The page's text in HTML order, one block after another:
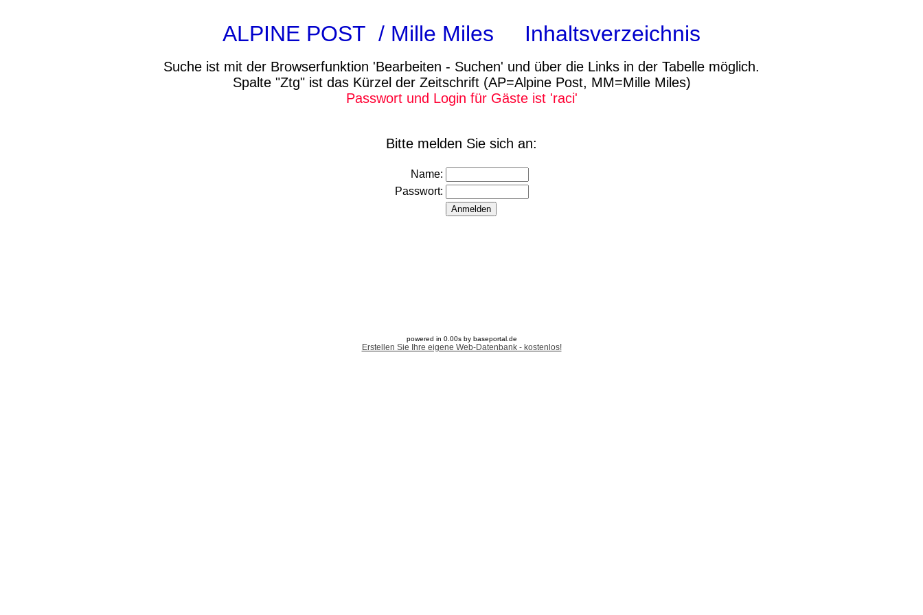
ALPINE POST / Mille Miles Inhaltsverzeichnis
Suche ist mit der Browserfunktion 'Bearbeiten - Suchen' und über die Links in der Tabelle möglich.
Spalte "Ztg" ist das Kürzel der Zeitschrift (AP=Alpine Post, MM=Mille Miles)
Passwort und Login für Gäste ist 'raci'
Bitte melden Sie sich an:
Name:
Passwort:
powered in 0.00s by baseportal.de
Erstellen Sie Ihre eigene Web-Datenbank - kostenlos!